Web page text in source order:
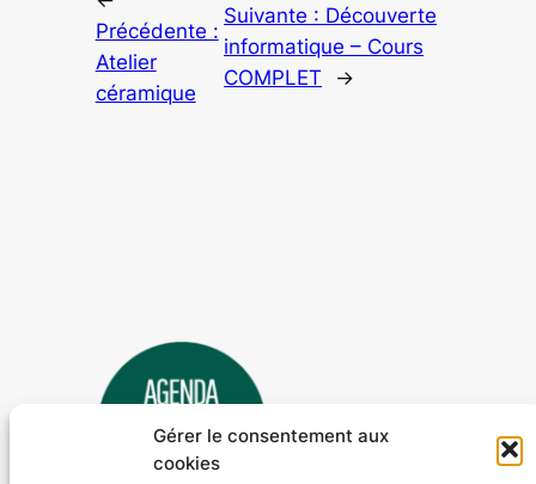
Gérer le consentement aux
cookies
Précédente :
Atelier
céramique
Suivante : Découverte
informatique – Cours
COMPLET
→